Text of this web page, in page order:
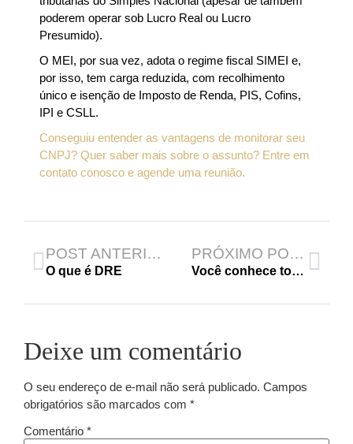
poderem operar sob Lucro Real ou Lucro
Presumido).
O MEI, por sua vez, adota o regime fiscal SIMEI e,
por isso, tem carga reduzida, com recolhimento
único e isenção de Imposto de Renda, PIS, Cofins,
IPI e CSLL.
Conseguiu entender as vantagens de monitorar seu
CNPJ? Quer saber mais sobre o assunto? Entre em
contato conosco e agende uma reunião.
POST ANTERIOR
O que é DRE
PRÓXIMO POST
Você conhece todos os impostos que sua empresa paga?
Deixe um comentário
O seu endereço de e-mail não será publicado. Campos
obrigatórios são marcados com *
Comentário *